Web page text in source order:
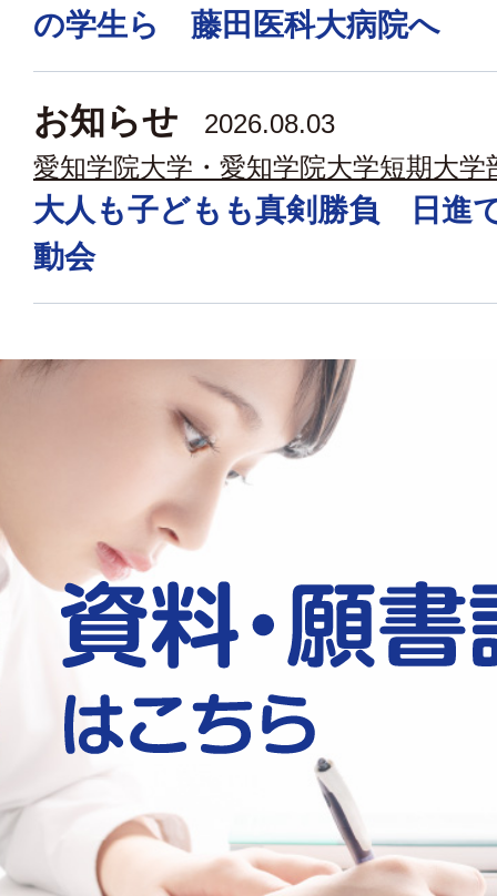
の学生ら 藤田医科大病院へ
お知らせ
2026.08.03
愛知学院大学・愛知学院大学短期大学
大人も子どもも真剣勝負 日進
動会